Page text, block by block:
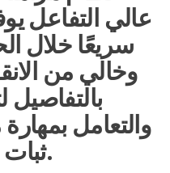
عالي التفاعل
سريعًا خلال
وخالي من
والتعامل
ثبات الحلول بأعلى جودة.